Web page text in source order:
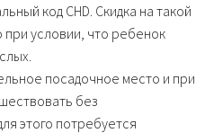
код CHD. Скидка на такой
условии, что ребенок
посадочное место и при
без
этого потребуется